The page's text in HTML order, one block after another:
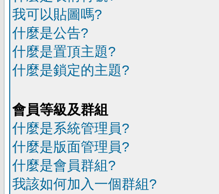
我可以貼圖嗎?
什麼是公告?
什麼是置頂主題?
什麼是鎖定的主題?
會員等級及群組
什麼是系統管理員?
什麼是版面管理員?
什麼是會員群組?
我該如何加入一個群組?